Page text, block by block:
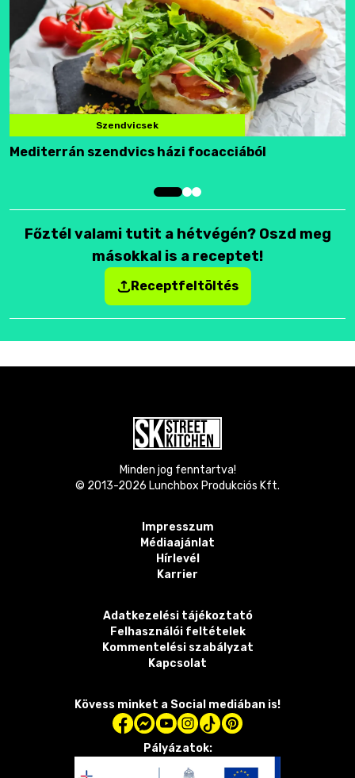
Szendvicsek
Mediterrán szendvics házi focacciából
Főztél valami tutit a hétvégén? Oszd meg
másokkal is a receptet!
Receptfeltöltés
Minden jog fenntartva!
© 2013-2026 Lunchbox Produkciós Kft.
Impresszum
Médiaajánlat
Hírlevél
Karrier
Adatkezelési tájékoztató
Felhasználói feltételek
Kommentelési szabályzat
Kapcsolat
Kövess minket a Social mediában is!
Pályázatok: